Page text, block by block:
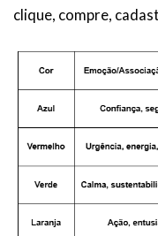
clique, compre,